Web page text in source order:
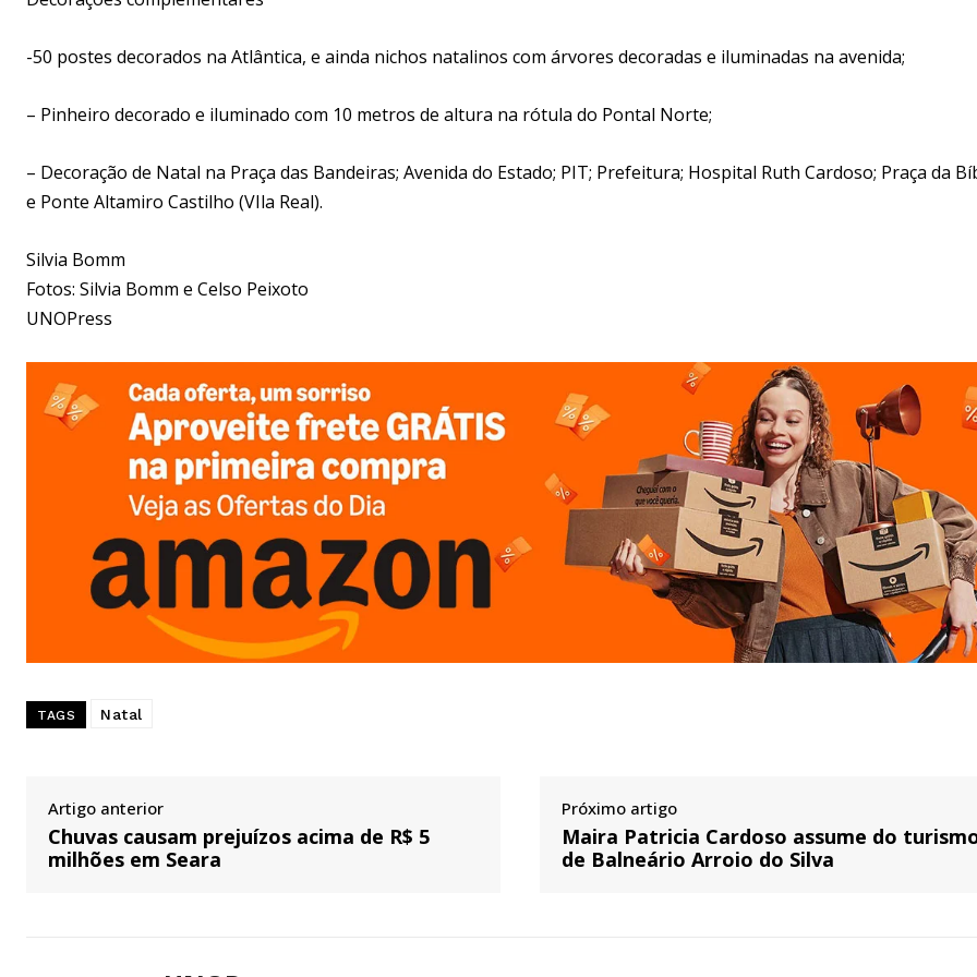
-50 postes decorados na Atlântica, e ainda nichos natalinos com árvores decoradas e iluminadas na avenida;
– Pinheiro decorado e iluminado com 10 metros de altura na rótula do Pontal Norte;
– Decoração de Natal na Praça das Bandeiras; Avenida do Estado; PIT; Prefeitura; Hospital Ruth Cardoso; Praça da
e Ponte Altamiro Castilho (VIla Real).
Silvia Bomm
Fotos: Silvia Bomm e Celso Peixoto
UNOPress
TAGS Natal
Artigo anterior
Chuvas causam prejuízos acima de R$ 5
milhões em Seara
Próximo artigo
Maira Patricia Cardoso assume do
de Balneário Arroio do Silva